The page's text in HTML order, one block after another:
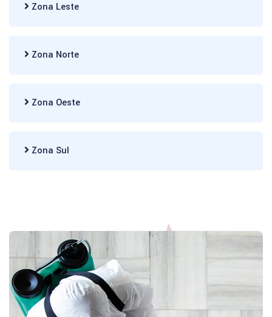
Zona Leste
Zona Norte
Zona Oeste
Zona Sul